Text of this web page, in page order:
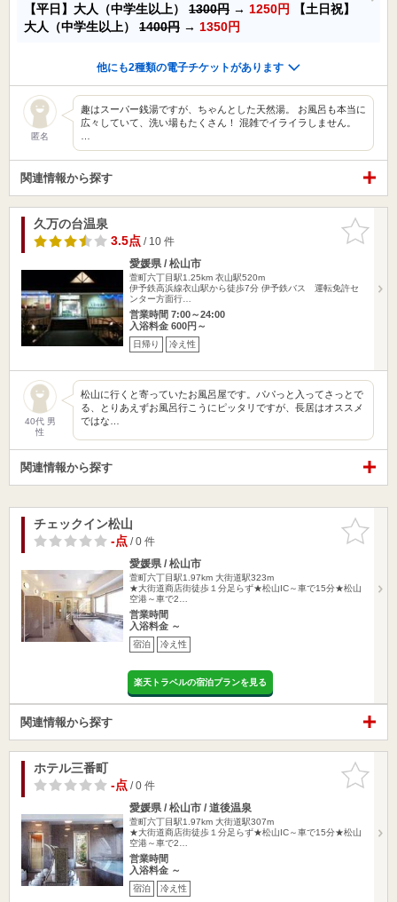
【平日】大人（中学生以上） 1300円 → 1250円
【土日祝】
大人（中学生以上） 1400円 → 1350円
他にも2種類の電子チケットがあります
匿名
趣はスーパー銭湯ですが、ちゃんとした天然湯。 お風呂も本当に
広々していて、洗い場もたくさん！ 混雑でイライラしません。
関連情報から探す
お気に入
りに追加
久万の台温泉
3.5点/ 10 件
愛媛県 / 松山市
萱町六丁目駅1.25km 衣山駅520m
伊予鉄高浜線衣山駅から徒歩7分 伊予鉄バス 運転免許セ
ンター方面行…
営業時間 7:00～24:00
入浴料金 600円～
日帰り 冷え性
40代 男
性
松山に行くと寄っていたお風呂屋です。パパっと入ってさっとで
る、とりあえずお風呂行こうにピッタリですが、長居はオススメ
ではな…
関連情報から探す
お気に入
りに追加
チェックイン松山
-点/ 0 件
愛媛県 / 松山市
萱町六丁目駅1.97km 大街道駅323m
★大街道商店街徒歩１分足らず★松山IC～車で15分★松山
空港～車で2…
営業時間
入浴料金 ～
宿泊 冷え性
楽天トラベルの宿泊プランを見る
関連情報から探す
お気に入
りに追加
ホテル三番町
-点/ 0 件
愛媛県 / 松山市 / 道後温泉
萱町六丁目駅1.97km 大街道駅307m
★大街道商店街徒歩１分足らず★松山IC～車で15分★松山
空港～車で2…
営業時間
入浴料金 ～
宿泊 冷え性